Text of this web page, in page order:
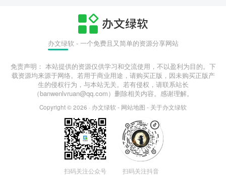
办文绿软 - 一个免费且又简单的资源分享网站
免责声明： 本站提供的资源仅供学习和交流使用，不以盈利为目的。下
载资源均来源于网络。若用于商业用途，请购买正版，因未购买正版产
生的侵权行为，与本站无关。若有侵权，请联系站长
（banwenlvruan@qq.com）删除相关内容。感谢理解。
Copyright © 2026 · 办文绿软 - 网站地图 - 关于办文绿软
扫码关注公众号 扫码关注抖音